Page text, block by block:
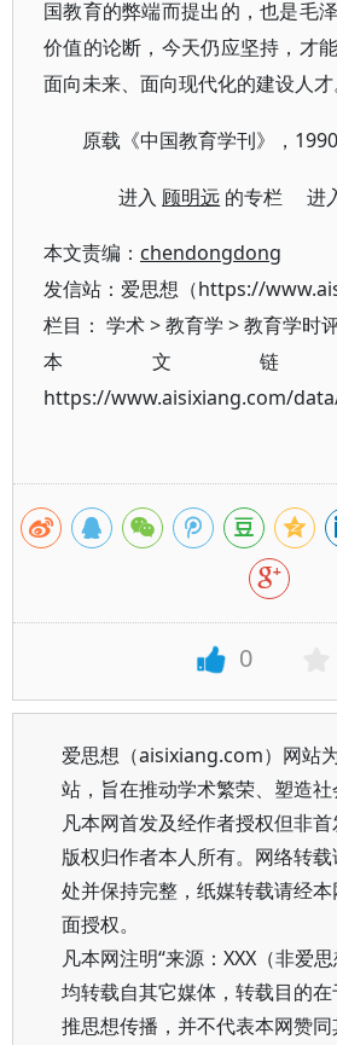
国教育的弊端而提出的，也是毛
价值的论断，今天仍应坚持，才
面向未来、面向现代化的建设人才
原载《中国教育学刊》，
进入 顾明远 的专栏 进
本文责编： chendongdong
发信站：爱思想（https://
栏目： 学术>教育学 >教育学时
本文链
https://www.aisixiang.com/
0
爱思想（aisixiang.com）网站
站，旨在推动学术繁荣、塑造社
凡本网首发及经作者授权但非首
版权归作者本人所有。网络转
处并保持完整，纸媒转载请经
面授权。
凡本网注明“来源：XXX（非爱
均转载自其它媒体，转载目的
推思想传播，并不代表本网赞